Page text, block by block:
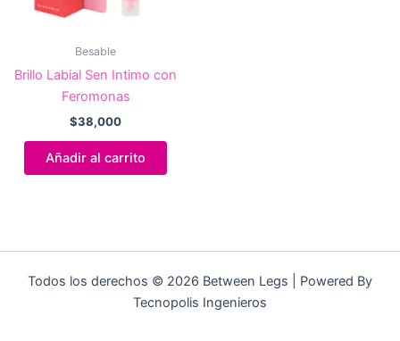
Besable
Brillo Labial Sen Intimo con
Feromonas
$38,000
Añadir al carrito
Todos los derechos © 2026 Between Legs | Powered By
Tecnopolis Ingenieros